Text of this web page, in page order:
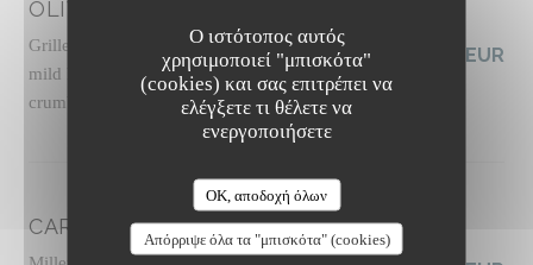
Ο ιστότοπος αυτός
χρησιμοποιεί "μπισκότα"
(cookies) και σας επιτρέπει να
ελέγξετε τι θέλετε να
ενεργοποιήσετε
OK, αποδοχή όλων
Απόρριψε όλα τα "μπισκότα" (cookies)
OLIVES
Grilled panisse, slow-roasted tomato sauce with
mild harissa, basil pesto, pickled celery, pine nut
crumble, basil shoots
Λίστα αλλεργιογόνων
19,50 EUR
CARROTS FATTOUSH-STYLE
The Friendly Kitchen